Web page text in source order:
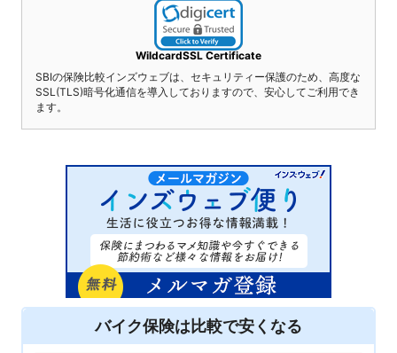
WildcardSSL Certificate
SBIの保険比較インズウェブは、セキュリティー保護のため、高度な
SSL(TLS)暗号化通信を導入しておりますので、安心してご利用でき
ます。
バイク保険は比較で安くなる